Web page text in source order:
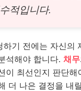
적입니다.
하기 전에는 자신의
석해야 합니다. 채무
이 최선인지 판단해
더 나은 결정을 내